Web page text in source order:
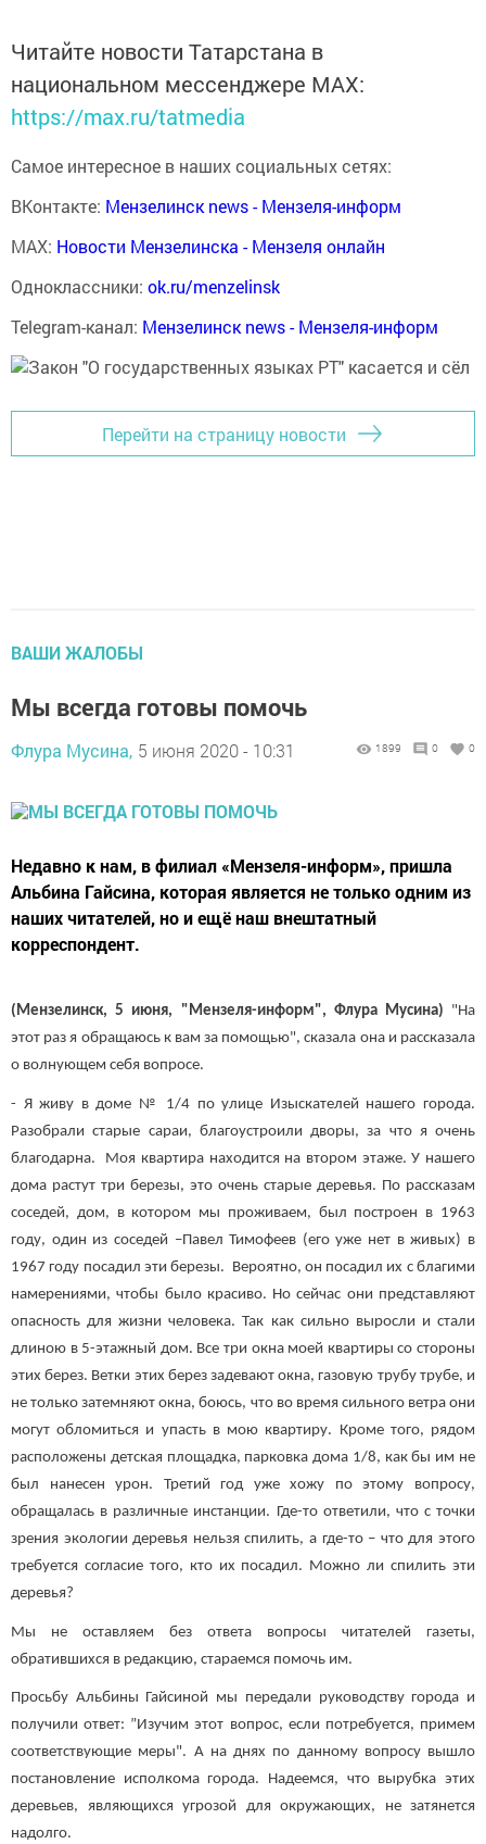
Читайте новости Татарстана в
национальном мессенджере MАХ:
https://max.ru/tatmedia
Самое интересное в наших социальных сетях:
ВКонтакте: Мензелинск news - Мензеля-информ
MAX: Новости Мензелинска - Мензеля онлайн
Одноклассники: ok.ru/menzelinsk
Telegram-канал: Мензелинск news - Мензеля-информ
Перейти на страницу новости
ВАШИ ЖАЛОБЫ
Мы всегда готовы помочь
Флура Мусина, 5 июня 2020 - 10:31 1899 0 0
Недавно к нам, в филиал «Мензеля-информ», пришла
Альбина Гайсина, которая является не только одним из
наших читателей, но и ещё наш внештатный
корреспондент.
(Мензелинск, 5 июня, "Мензеля-информ", Флура Мусина) "На
этот раз я обращаюсь к вам за помощью", сказала она и рассказала
о волнующем себя вопросе.
- Я живу в доме № 1/4 по улице Изыскателей нашего города.
Разобрали старые сараи, благоустроили дворы, за что я очень
благодарна. Моя квартира находится на втором этаже. У нашего
дома растут три березы, это очень старые деревья. По рассказам
соседей, дом, в котором мы проживаем, был построен в 1963
году, один из соседей –Павел Тимофеев (его уже нет в живых) в
1967 году посадил эти березы. Вероятно, он посадил их с благими
намерениями, чтобы было красиво. Но сейчас они представляют
опасность для жизни человека. Так как сильно выросли и стали
длиною в 5-этажный дом. Все три окна моей квартиры со стороны
этих берез. Ветки этих берез задевают окна, газовую трубу трубе, и
не только затемняют окна, боюсь, что во время сильного ветра они
могут обломиться и упасть в мою квартиру. Кроме того, рядом
расположены детская площадка, парковка дома 1/8, как бы им не
был нанесен урон. Третий год уже хожу по этому вопросу,
обращалась в различные инстанции. Где-то ответили, что с точки
зрения экологии деревья нельзя спилить, а где-то – что для этого
требуется согласие того, кто их посадил. Можно ли спилить эти
деревья?
Мы не оставляем без ответа вопросы читателей газеты,
обратившихся в редакцию, стараемся помочь им.
Просьбу Альбины Гайсиной мы передали руководству города и
получили ответ: ”Изучим этот вопрос, если потребуется, примем
соответствующие меры". А на днях по данному вопросу вышло
постановление исполкома города. Надеемся, что вырубка этих
деревьев, являющихся угрозой для окружающих, не затянется
надолго.